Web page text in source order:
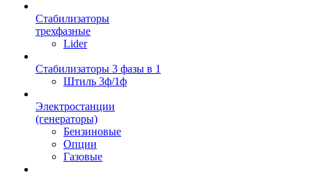
Стабилизаторы
трехфазные
Lider
Стабилизаторы 3 фазы в 1
Штиль 3ф/1ф
Электростанции
(генераторы)
Бензиновые
Опции
Газовые